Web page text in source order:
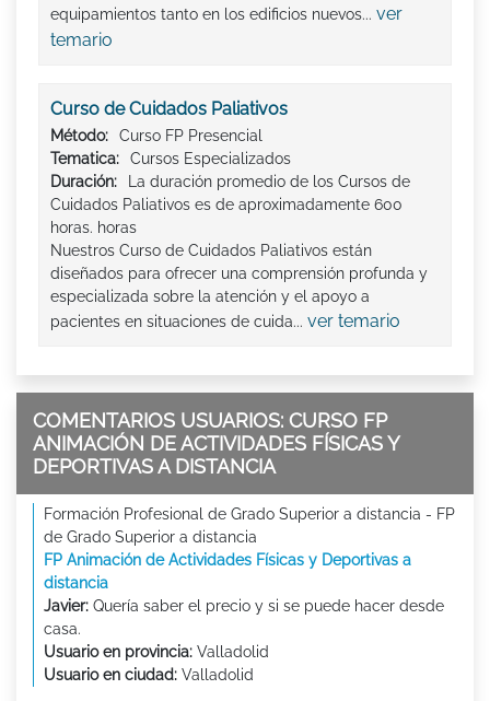
equipamientos tanto en los edificios nuevos... ver
temario
Curso de Cuidados Paliativos
Método:
Curso FP Presencial
Tematica:
Cursos Especializados
Duración:
La duración promedio de los Cursos de
Cuidados Paliativos es de aproximadamente 600
horas. horas
Nuestros Curso de Cuidados Paliativos están
diseñados para ofrecer una comprensión profunda y
especializada sobre la atención y el apoyo a
pacientes en situaciones de cuida... ver temario
COMENTARIOS USUARIOS: CURSO FP
ANIMACIÓN DE ACTIVIDADES FÍSICAS Y
DEPORTIVAS A DISTANCIA
Formación Profesional de Grado Superior a distancia - FP
de Grado Superior a distancia
FP Animación de Actividades Físicas y Deportivas a
distancia
Javier: Quería saber el precio y si se puede hacer desde
casa.
Usuario en provincia: Valladolid
Usuario en ciudad: Valladolid